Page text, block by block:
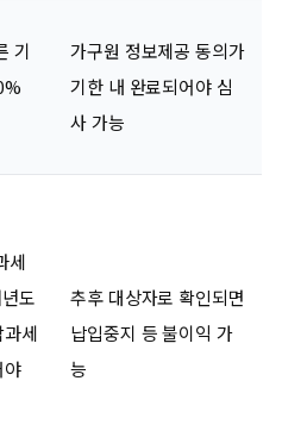
기
가구원 정보제공 동의가
기한 내 완료되어야 심
사 가능
세
도
세
야
추후 대상자로 확인되면
납입중지 등 불이익 가
능